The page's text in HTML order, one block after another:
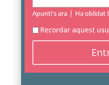
Apunti's ara | Ha oblidat
Recordar aquest